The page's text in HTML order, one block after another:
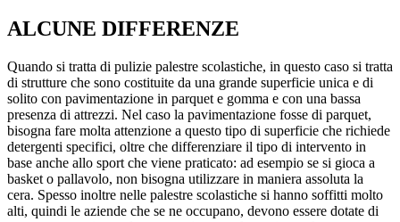
ALCUNE DIFFERENZE
Quando si tratta di pulizie palestre scolastiche, in questo caso si tratta
di strutture che sono costituite da una grande superficie unica e di
solito con pavimentazione in parquet e gomma e con una bassa
presenza di attrezzi. Nel caso la pavimentazione fosse di parquet,
bisogna fare molta attenzione a questo tipo di superficie che richiede
detergenti specifici, oltre che differenziare il tipo di intervento in
base anche allo sport che viene praticato: ad esempio se si gioca a
basket o pallavolo, non bisogna utilizzare in maniera assoluta la
cera. Spesso inoltre nelle palestre scolastiche si hanno soffitti molto
alti, quindi le aziende che se ne occupano, devono essere dotate di